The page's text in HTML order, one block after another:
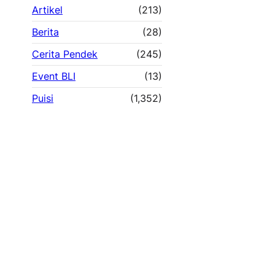
Artikel
(213)
Berita
(28)
Cerita Pendek
(245)
Event BLI
(13)
Puisi
(1,352)